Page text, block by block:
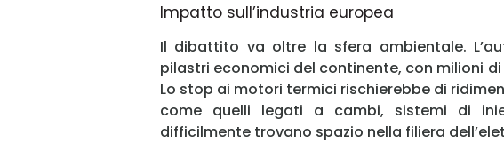
Impatto sull’industria europea
Il dibattito va oltre la sfera ambientale.
pilastri economici del continente, con milioni
Lo stop ai motori termici rischierebbe di
come quelli legati a cambi, sistemi di
difficilmente trovano spazio nella filiera